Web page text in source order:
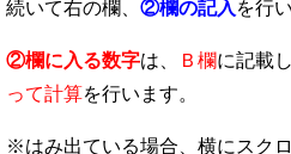
続いて右の欄、 ②欄の記入を行
②欄に入る数字は、 Ｂ欄に記載
って計算を行います。